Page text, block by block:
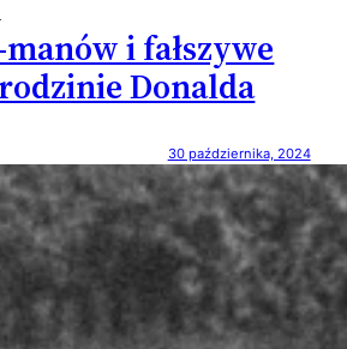
i fałszywe
Donalda
30 października, 2024